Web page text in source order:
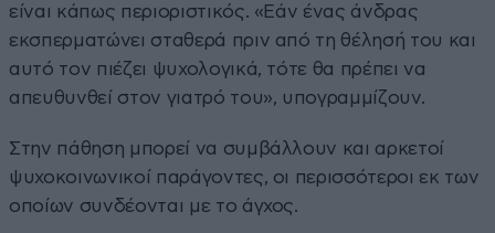
είναι κάπως περιοριστικός. «Εάν ένας άνδρας
εκσπερματώνει σταθερά πριν από τη θέλησή του και
αυτό τον πιέζει ψυχολογικά, τότε θα πρέπει να
απευθυνθεί στον γιατρό του», υπογραμμίζουν.
Στην πάθηση μπορεί να συμβάλλουν και αρκετοί
ψυχοκοινωνικοί παράγοντες, οι περισσότεροι εκ των
οποίων συνδέονται με το άγχος.